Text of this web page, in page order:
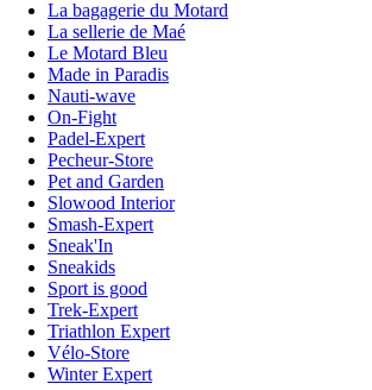
La bagagerie du Motard
La sellerie de Maé
Le Motard Bleu
Made in Paradis
Nauti-wave
On-Fight
Padel-Expert
Pecheur-Store
Pet and Garden
Slowood Interior
Smash-Expert
Sneak'In
Sneakids
Sport is good
Trek-Expert
Triathlon Expert
Vélo-Store
Winter Expert